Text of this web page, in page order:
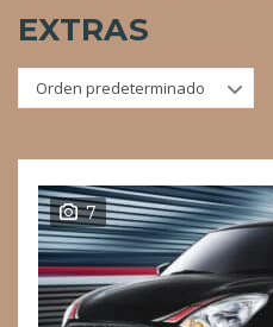
EXTRAS
Orden predeterminado
7